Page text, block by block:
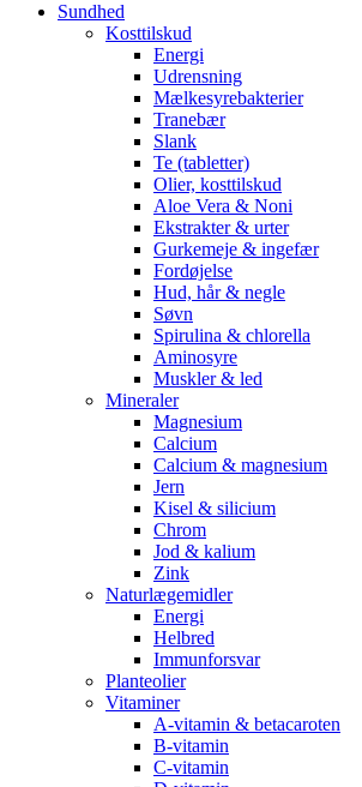
Sundhed
Kosttilskud
Energi
Udrensning
Mælkesyrebakterier
Tranebær
Slank
Te (tabletter)
Olier, kosttilskud
Aloe Vera & Noni
Ekstrakter & urter
Gurkemeje & ingefær
Fordøjelse
Hud, hår & negle
Søvn
Spirulina & chlorella
Aminosyre
Muskler & led
Mineraler
Magnesium
Calcium
Calcium & magnesium
Jern
Kisel & silicium
Chrom
Jod & kalium
Zink
Naturlægemidler
Energi
Helbred
Immunforsvar
Planteolier
Vitaminer
A-vitamin & betacaroten
B-vitamin
C-vitamin